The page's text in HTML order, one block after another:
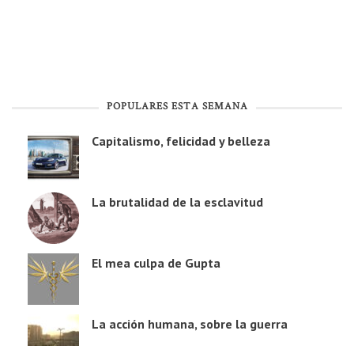
POPULARES ESTA SEMANA
Capitalismo, felicidad y belleza
La brutalidad de la esclavitud
El mea culpa de Gupta
La acción humana, sobre la guerra